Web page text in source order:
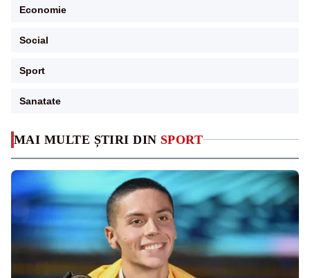
MAI MULTE ȘTIRI DIN SPORT
Economie
Social
Sport
Sanatate